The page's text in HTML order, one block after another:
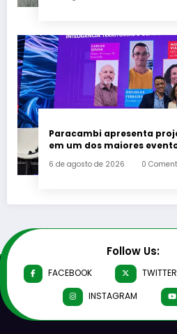
Paracambi apresenta
em um dos maiores
6 de agosto de 2026 0
Follow Us:
FACEBOOK TWITTER
INSTAGRAM